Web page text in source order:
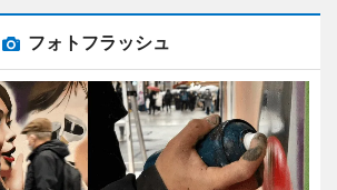
フォトフラッシュ